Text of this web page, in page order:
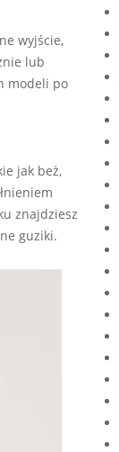
wyjście,
lub
modeli po
jak beż,
znajdziesz
guziki.